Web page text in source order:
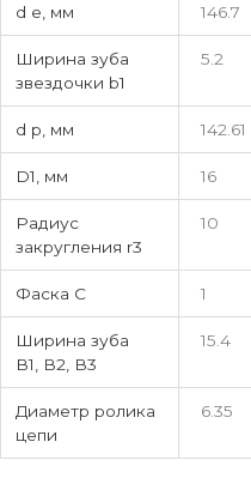
d e, мм 146.7
Ширина зуба
звездочки b1
5.2
d p, мм 142.61
D1, мм 16
Радиус
закругления r3
10
Фаска C 1
Ширина зуба
В1, В2, В3
15.4
Диаметр ролика
цепи
6.35